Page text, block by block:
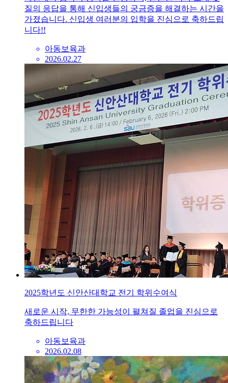
질의 응답을 통해 신입생들의 궁금증을 해결하는 시간을
가졌습니다. 신입생 여러분의 입학을 진심으로 축하드립
니다!!
아동보육과
2026.02.27
2025학년도 신안산대학교 전기 학위수여식
새로운 시작, 무한한 가능성이 펼쳐질 졸업을 진심으로
축하드립니다
아동보육과
2026.02.08